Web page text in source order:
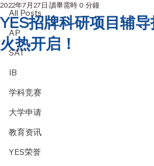
All Posts
AP
SAT
IB
学科竞赛
大学申请
教育资讯
YES荣誉
YES招牌科研项目辅
火热开启！
2022年7月27日 讀畢需時 0 分鐘